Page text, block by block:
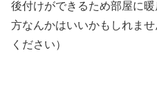
後付けができるため部屋に
方なんかはいいかもしれま
ください）